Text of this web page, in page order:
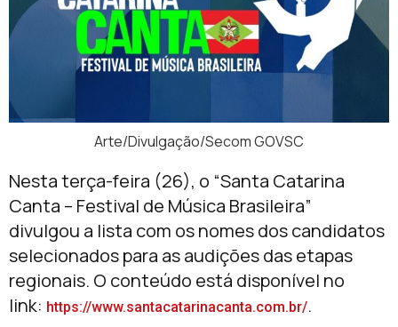
Arte/Divulgação/Secom GOVSC
Nesta terça-feira (26), o “Santa Catarina
Canta – Festival de Música Brasileira”
divulgou a lista com os nomes dos candidatos
selecionados para as audições das etapas
regionais. O conteúdo está disponível no
link: https://www.santacatarinacanta.com.br/.